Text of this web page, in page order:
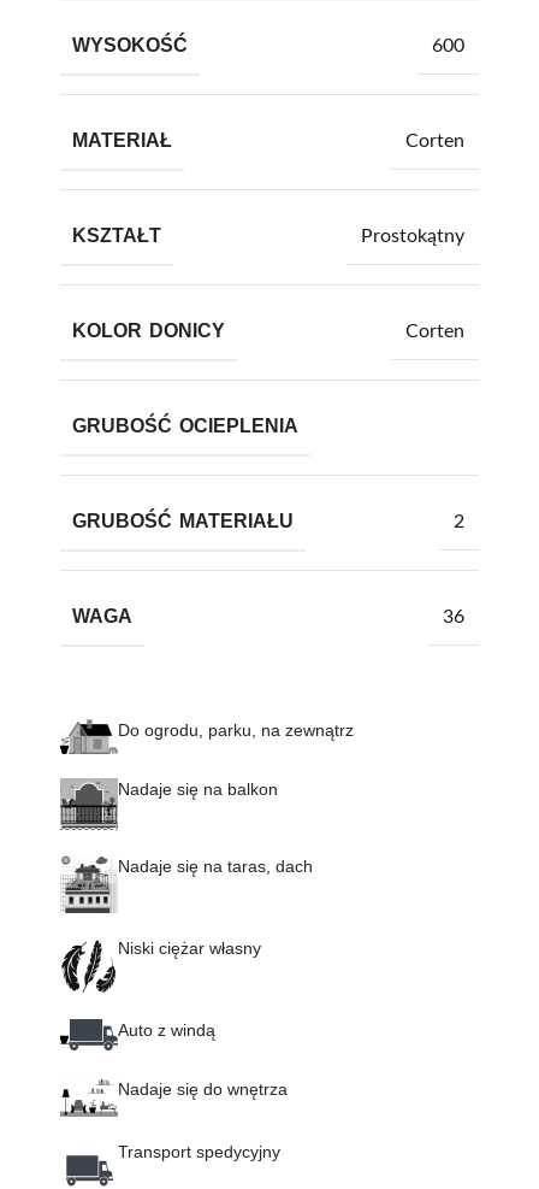
WYSOKOŚĆ 600
MATERIAŁ Corten
KSZTAŁT Prostokątny
KOLOR DONICY Corten
GRUBOŚĆ OCIEPLENIA
GRUBOŚĆ MATERIAŁU 2
WAGA 36
Do ogrodu, parku, na zewnątrz
Nadaje się na balkon
Nadaje się na taras, dach
Niski ciężar własny
Auto z windą
Nadaje się do wnętrza
Transport spedycyjny